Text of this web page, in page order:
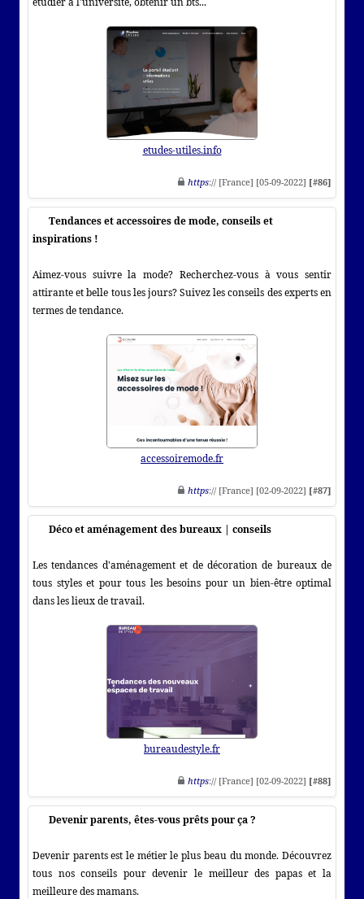
etudes-utiles.info
https:// [France] [05-09-2022] [#86]
Tendances et accessoires de mode, conseils et
inspirations !
Aimez-vous suivre la mode? Recherchez-vous à vous sentir
attirante et belle tous les jours? Suivez les conseils des experts en
termes de tendance.
accessoiremode.fr
https:// [France] [02-09-2022] [#87]
Déco et aménagement des bureaux | conseils
Les tendances d'aménagement et de décoration de bureaux de
tous styles et pour tous les besoins pour un bien-être optimal
dans les lieux de travail.
bureaudestyle.fr
https:// [France] [02-09-2022] [#88]
Devenir parents, êtes-vous prêts pour ça ?
Devenir parents est le métier le plus beau du monde. Découvrez
tous nos conseils pour devenir le meilleur des papas et la
meilleure des mamans.